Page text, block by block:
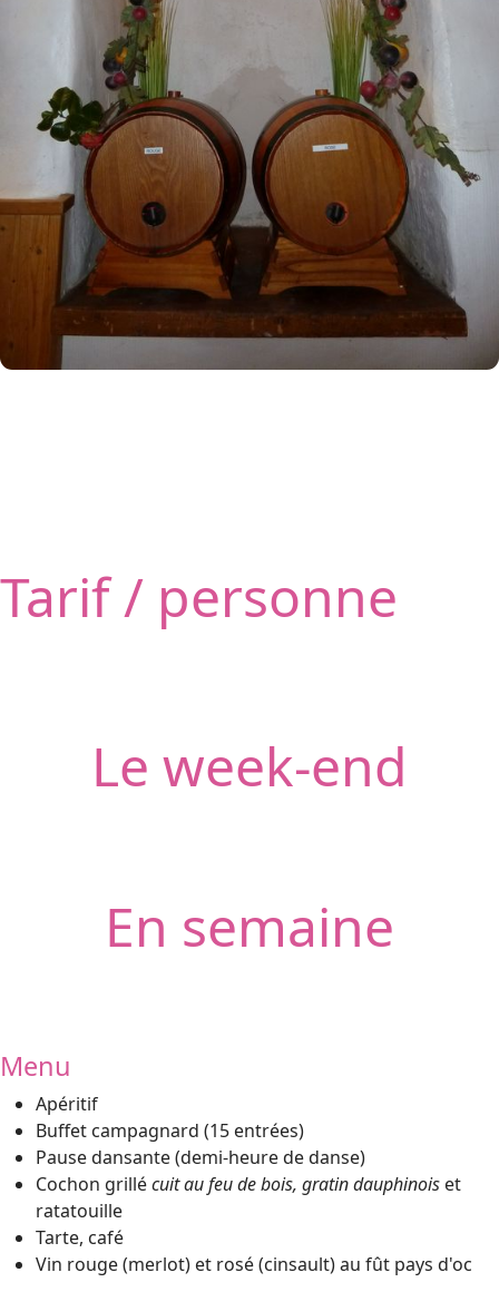
Tarif / personne
Le week-end
En semaine
Menu
Apéritif
Buffet campagnard (15 entrées)
Pause dansante (demi-heure de danse)
Cochon grillécuit au feu de bois, gratin dauphinois et
ratatouille
Tarte, café
Vin rouge (merlot) et rosé (cinsault) au fût pays d'oc